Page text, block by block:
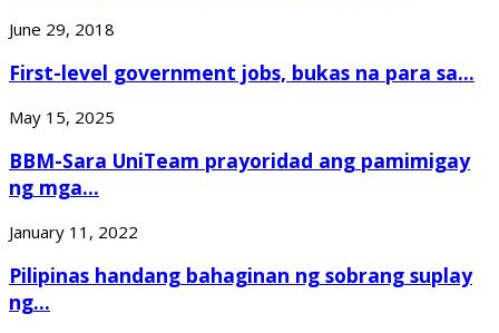
June 29, 2018
First-level government jobs, bukas na para sa...
May 15, 2025
BBM-Sara UniTeam prayoridad ang pamimigay
ng mga...
January 11, 2022
Pilipinas handang bahaginan ng sobrang suplay
ng...